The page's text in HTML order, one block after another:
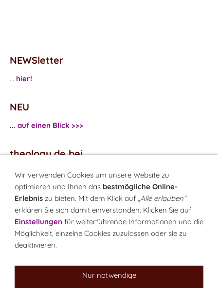
NEWSletter
... hier!
NEU
... auf einen Blick >>>
theology.de bei
...Facebook
...Twitter
Monatsrätsel
Rätseln & Gewinnen!
Wir verwenden Cookies um unsere Website zu
optimieren und Ihnen das bestmögliche Online-
Erlebnis zu bieten. Mit dem Klick auf „Alle erlauben“
erklären Sie sich damit einverstanden. Klicken Sie auf
Einstellungen für weiterführende Informationen und die
Möglichkeit, einzelne Cookies zuzulassen oder sie zu
deaktivieren.
Nur notwendige